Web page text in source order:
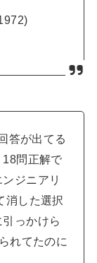
答が出てる
問正解で
ジニアリ
消した選択
っかけら
れてたのに